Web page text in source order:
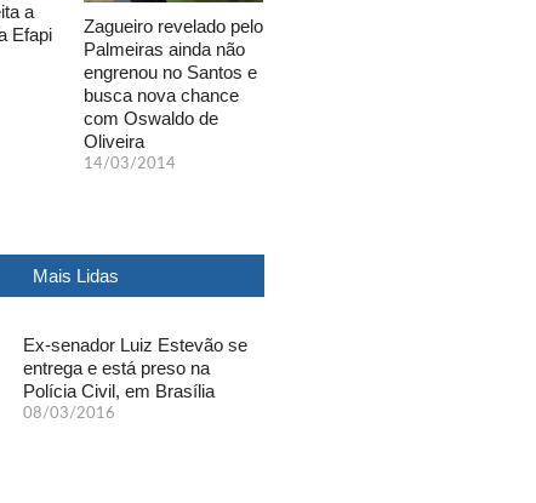
a
Efapi
Zagueiro revelado pelo
Palmeiras ainda não
engrenou no Santos e
busca nova chance
com Oswaldo de
Oliveira
14/03/2014
Mais Lidas
Ex-senador Luiz Estevão se
entrega e está preso na
Polícia Civil, em Brasília
08/03/2016